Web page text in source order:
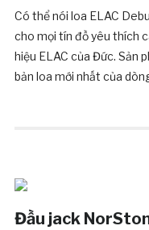
Có thể nói loa ELAC
cho mọi tín đồ yêu thích
hiệu ELAC của Đức. Sản
bản loa mới nhất của
Đầu jack